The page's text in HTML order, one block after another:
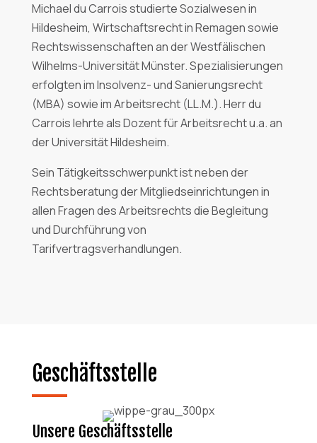
Michael du Carrois studierte Sozialwesen in
Hildesheim, Wirtschaftsrecht in Remagen sowie
Rechtswissenschaften an der Westfälischen
Wilhelms-Universität Münster. Spezialisierungen
erfolgten im Insolvenz- und Sanierungsrecht
(MBA) sowie im Arbeitsrecht (LL.M.). Herr du
Carrois lehrte als Dozent für Arbeitsrecht u.a. an
der Universität Hildesheim.
Sein Tätigkeitsschwerpunkt ist neben der
Rechtsberatung der Mitgliedseinrichtungen in
allen Fragen des Arbeitsrechts die Begleitung
und Durchführung von
Tarifvertragsverhandlungen.
Geschäftsstelle
Unsere Geschäftsstelle